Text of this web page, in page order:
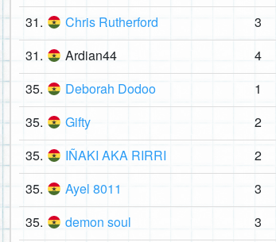
31. Chris Rutherford 3
31. Ardian44 4
35. Deborah Dodoo 1
35. Gifty 2
35. IÑAKI AKA RIRRI 2
35. Ayel 8011 3
35. demon soul 3